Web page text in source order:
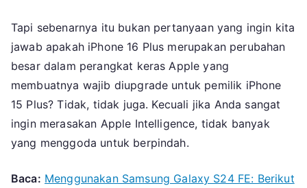
Tapi sebenarnya itu bukan pertanyaan yang ingin kita
jawab apakah iPhone 16 Plus merupakan perubahan
besar dalam perangkat keras Apple yang
membuatnya wajib diupgrade untuk pemilik iPhone
15 Plus? Tidak, tidak juga. Kecuali jika Anda sangat
ingin merasakan Apple Intelligence, tidak banyak
yang menggoda untuk berpindah.
Baca: Menggunakan Samsung Galaxy S24 FE: Berikut